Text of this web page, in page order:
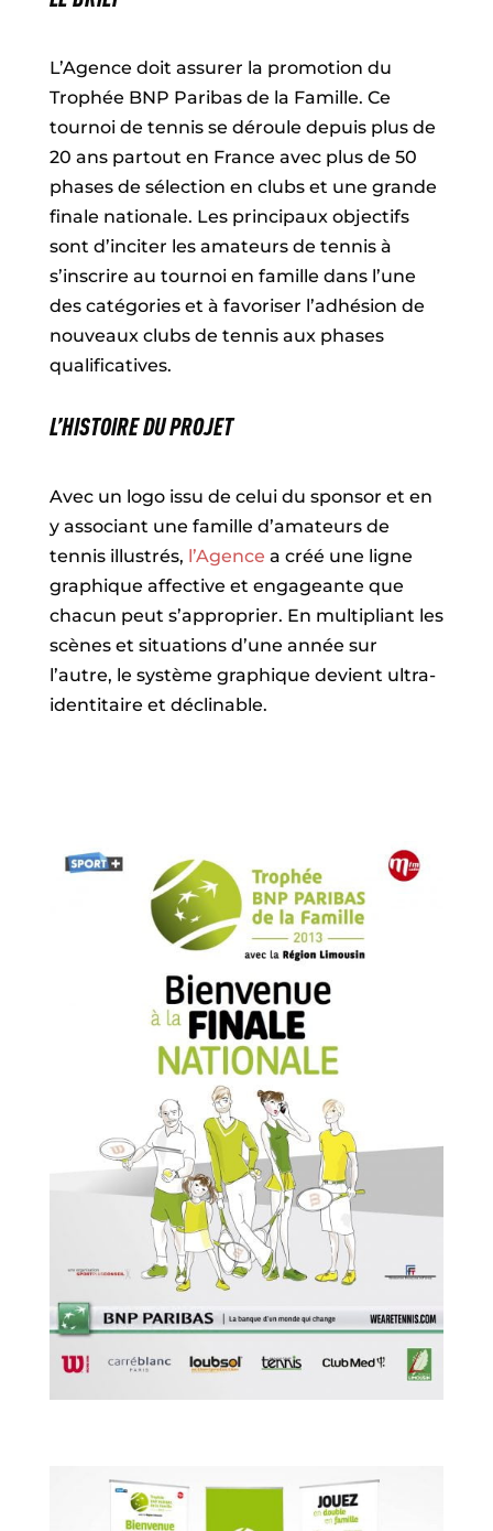
L’Agence doit assurer la promotion du
Trophée BNP Paribas de la Famille. Ce
tournoi de tennis se déroule depuis plus de
20 ans partout en France avec plus de 50
phases de sélection en clubs et une grande
finale nationale. Les principaux objectifs
sont d’inciter les amateurs de tennis à
s’inscrire au tournoi en famille dans l’une
des catégories et à favoriser l’adhésion de
nouveaux clubs de tennis aux phases
qualificatives.
L’HISTOIRE DU PROJET
Avec un logo issu de celui du sponsor et en
y associant une famille d’amateurs de
tennis illustrés, l’Agence a créé une ligne
graphique affective et engageante que
chacun peut s’approprier. En multipliant les
scènes et situations d’une année sur
l’autre, le système graphique devient ultra-
identitaire et déclinable.